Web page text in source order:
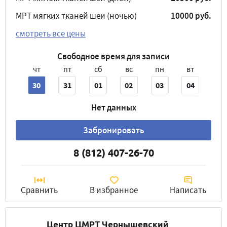
МРТ мягких тканей шеи (ночью)
10000 руб.
смотреть все цены
Свободное время для записи
чт
30
пт
31
сб
01
вс
02
пн
03
вт
04
Нет данных
Забронировать
8 (812) 407-26-70
Сравнить В избранное Написать
Центр ЦМРТ Чернышевский